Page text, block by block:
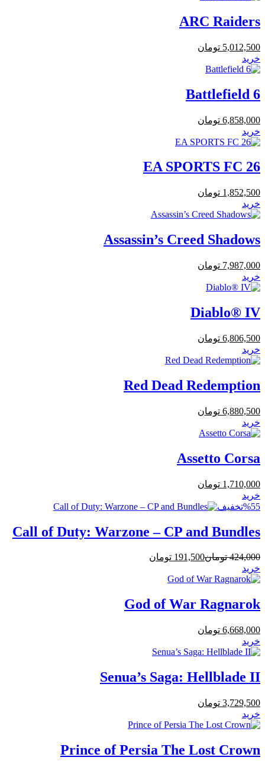
ARC Raiders
5,012,500 تومان
خرید
Battlefield 6
6,858,000 تومان
خرید
EA SPORTS FC 26
1,852,500 تومان
خرید
Assassin’s Creed Shadows
7,987,000 تومان
خرید
Diablo® IV
6,806,500 تومان
خرید
Red Dead Redemption
6,880,500 تومان
خرید
Assetto Corsa
1,710,000 تومان
خرید
%55تخفیف
Call of Duty: Warzone – CP and Bundles
424,000 تومان191,500 تومان
خرید
God of War Ragnarok
6,668,000 تومان
خرید
Senua’s Saga: Hellblade II
3,729,500 تومان
خرید
Prince of Persia The Lost Crown